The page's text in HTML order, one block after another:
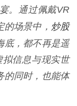
。通过佩戴VR
场景中， 炒股
底，都不再是遥
信息与现实世
的同时，也能体